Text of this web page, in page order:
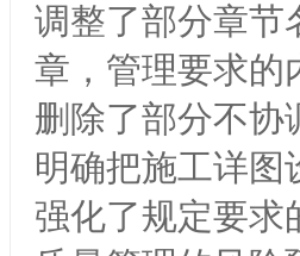
调整了部分章节
章，管理要求的
删除了部分不协
明确把施工详图
强化了规定要求